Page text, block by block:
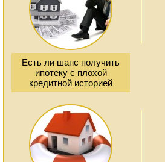
Есть ли шанс получить
ипотеку с плохой
кредитной историей